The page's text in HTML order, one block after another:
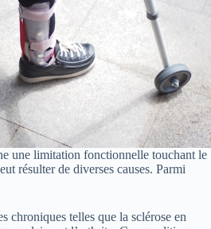
une limitation fonctionnelle touchant le
résulter de diverses causes. Parmi
chroniques telles que la sclérose en